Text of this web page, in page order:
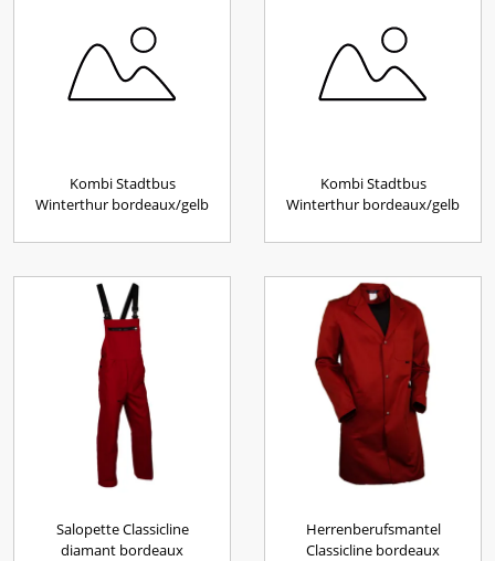
Kombi Stadtbus
Winterthur bordeaux/gelb
Kombi Stadtbus
Winterthur bordeaux/gelb
Salopette Classicline
diamant bordeaux
Herrenberufsmantel
Classicline bordeaux